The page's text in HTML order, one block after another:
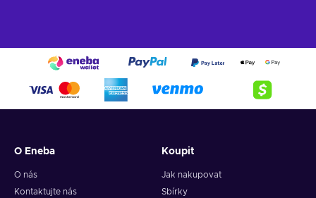
O Eneba
O nás
Kontaktujte nás
Koupit
Jak nakupovat
Sbírky